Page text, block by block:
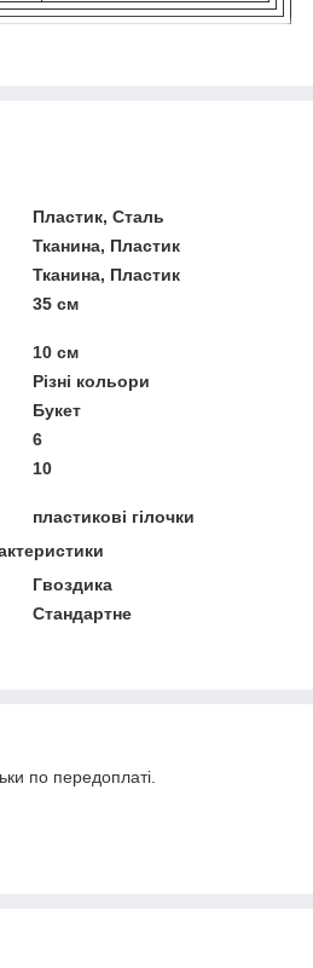
Пластик, Сталь
Тканина, Пластик
Тканина, Пластик
35 см
10 см
Різні кольори
Букет
6
10
пластикові гілочки
Гвоздика
Стандартне
по передоплаті.